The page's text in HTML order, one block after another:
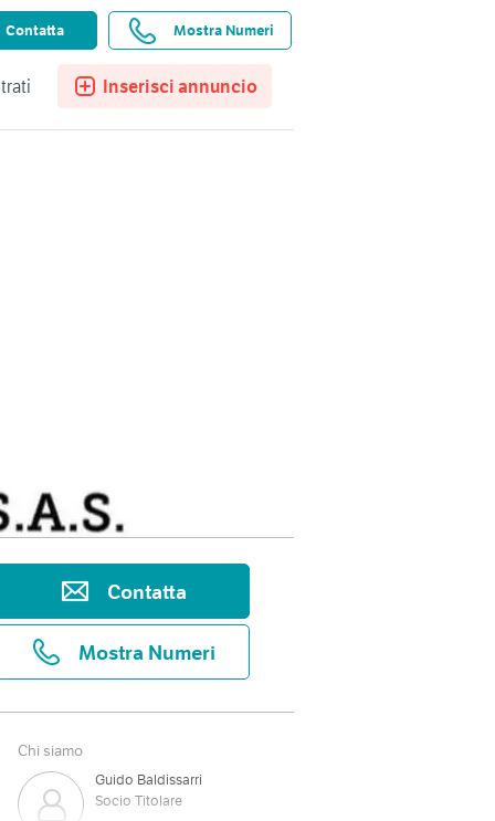
Ricerche salvate Preferiti
Inserisci annuncio
Contatta Mostra Numeri
Contatta
Mostra Numeri
Chi siamo
Guido Baldissarri
Socio Titolare